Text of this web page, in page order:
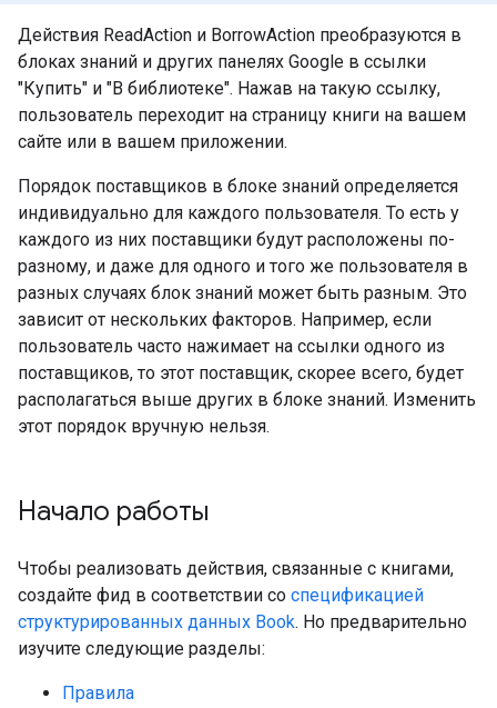
Действия ReadAction и BorrowAction преобразуются в
блоках знаний и других панелях Google в ссылки
"Купить" и "В библиотеке". Нажав на такую ссылку,
пользователь переходит на страницу книги на вашем
сайте или в вашем приложении.
Порядок поставщиков в блоке знаний определяется
индивидуально для каждого пользователя. То есть у
каждого из них поставщики будут расположены по-
разному, и даже для одного и того же пользователя в
разных случаях блок знаний может быть разным. Это
зависит от нескольких факторов. Например, если
пользователь часто нажимает на ссылки одного из
поставщиков, то этот поставщик, скорее всего, будет
располагаться выше других в блоке знаний. Изменить
этот порядок вручную нельзя.
Начало работы
Чтобы реализовать действия, связанные с книгами,
создайте фид в соответствии со спецификацией
структурированных данных Book. Но предварительно
изучите следующие разделы:
Правила